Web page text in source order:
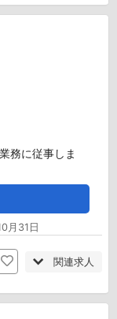
務に従事しま
月31日
関連求人